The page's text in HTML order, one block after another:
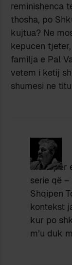
reminishenca
thosha, po
kujtua? Ne
kepucen
familja e Pal
vetem i ketij
shumesi ne
Më tepër
serie që
Shqipen
kontekst
kur po
m’u duk